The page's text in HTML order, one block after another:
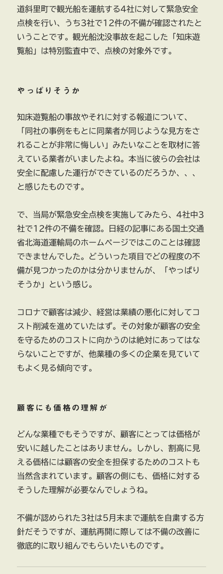
道斜里町で観光船を運航する4社に対して緊急安全
点検を行い、うち3社で12件の不備が確認されたと
いうことです。観光船沈没事故を起こした「知床遊
覧船」は特別監査中で、点検の対象外です。
やっぱりそうか
知床遊覧船の事故やそれに対する報道について、
「同社の事例をもとに同業者が同じような見方をさ
れることが非常に悔しい」みたいなことを取材に答
えている業者がいましたよね。本当に彼らの会社は
安全に配慮した運行ができているのだろうか、、、
と感じたものです。
で、当局が緊急安全点検を実施してみたら、4社中3
社で12件の不備を確認。日経の記事にある国土交通
省北海道運輸局のホームページではこのことは確認
できませんでした。どういった項目でどの程度の不
備が見つかったのかは分かりませんが、「やっぱり
そうか」という感じ。
コロナで顧客は減少、経営は業績の悪化に対してコ
スト削減を進めていたはず。その対象が顧客の安全
を守るためのコストに向かうのは絶対にあってはな
らないことですが、他業種の多くの企業を見ていて
もよく見る傾向です。
顧客にも価格の理解が
どんな業種でもそうですが、顧客にとっては価格が
安いに越したことはありません。しかし、割高に見
える価格には顧客の安全を担保するためのコストも
当然含まれています。顧客の側にも、価格に対する
そうした理解が必要なんでしょうね。
不備が認められた3社は5月末まで運航を自粛する方
針だそうですが、運航再開に際しては不備の改善に
徹底的に取り組んでもらいたいものです。